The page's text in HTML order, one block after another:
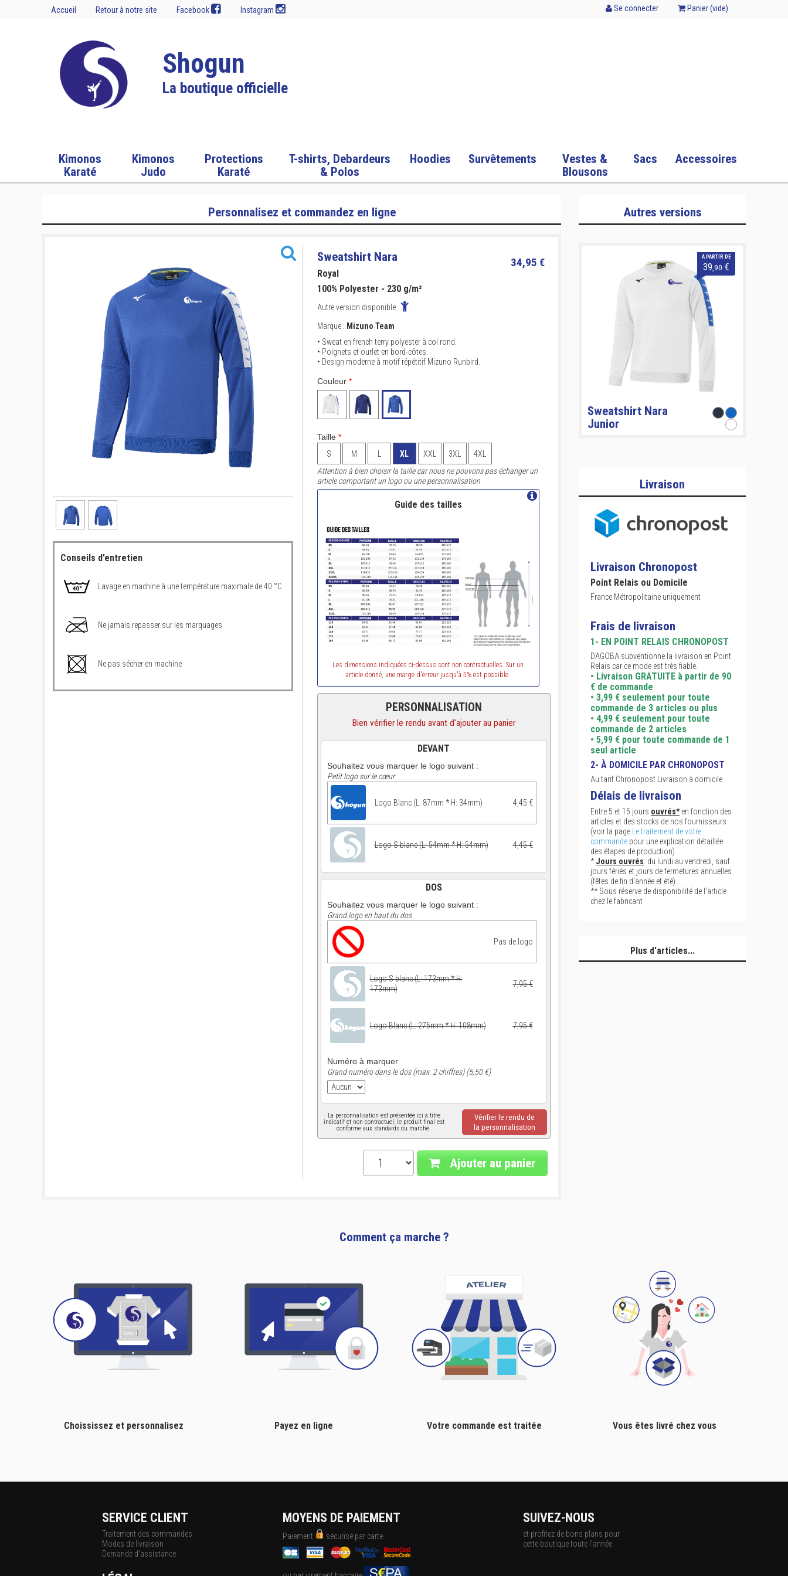
Accueil Retour à notre site Facebook Instagram Se connecter Panier (vide)
Shogun
La boutique officielle
Kimonos
Karaté
Kimonos
Judo
Protections
Karaté
T-shirts, Debardeurs
& Polos
Hoodies Survêtements
Vestes &
Blousons
Sacs Accessoires
Personnalisez et commandez en ligne
Conseils d’entretien
Lavage en machine à une température maximale de 40 °C
Ne jamais repasser sur les marquages
Ne pas sécher en machine
Sweatshirt Nara 34,95 €
Royal
100% Polyester - 230 g/m²
Autre version disponible
Marque : Mizuno Team
• Sweat en french terry polyester à col rond.
• Poignets et ourlet en bord-côtes.
• Design moderne à motif répétitif Mizuno Runbird.
Couleur*
Taille *
S
M XL XXL 3XL
4XL
Attention à bien choisir la taille car nous ne pouvons pas échanger un
article comportant un logo ou une personnalisation
Guide des tailles
Les dimensions indiquées ci-dessus sont non contractuelles. Sur un
article donné, une marge d'erreur jusqu'à 5% est possible.
PERSONNALISATION
Bien vérifier le rendu avant d'ajouter au panier
DEVANT
Souhaitez vous marquer le logo suivant :
Petit logo sur le cœur
Logo Blanc (L: 87mm * H: 34mm) 4,45 €
Logo S blanc (L: 54mm * H: 54mm) 4,45 €
DOS
Souhaitez vous marquer le logo suivant :
Grand logo en haut du dos
Pas de logo
Logo S blanc (L: 173mm * H:
173mm)
7,95 €
Logo Blanc (L: 275mm * H: 108mm) 7,95 €
Numéro à marquer
Grand numéro dans le dos (max. 2 chiffres) (5,50 €)
La personnalisation est présentée ici à titre
indicatif et non contractuel, le produit final est
conforme aux standards du marché.
Vérifier le rendu de
la personnalisation
Ajouter au panier
Autres versions
À PARTIR DE
39 ,90 €
Sweatshirt Nara
Junior
Livraison
Livraison Chronopost
Point Relais ou Domicile
France Métropolitaine uniquement
Frais de livraison
1- EN POINT RELAIS CHRONOPOST
DAGOBA subventionne la livraison en Point
Relais car ce mode est très fiable.
• Livraison GRATUITE à partir de 90
€ de commande
• 3,99 € seulement pour toute
commande de 3 articles ou plus
• 4,99 € seulement pour toute
commande de 2 articles
• 5,99 € pour toute commande de 1
seul article
2- À DOMICILE PAR CHRONOPOST
Au tarif Chronopost Livraison à domicile.
Délais de livraison
Entre 5 et 15 jours ouvrés*en fonction des
articles et des stocks de nos fournisseurs
(voir la page
Le traitement de votre
commande pour une explication détaillée
des étapes de production).
*Jours ouvrés: du lundi au vendredi, sauf
jours fériés et jours de fermetures annuelles
(fêtes de fin d'année et été).
** Sous réserve de disponibilité de l'article
chez le fabricant
Plus d'articles...
Comment ça marche ?
Choississez et personnalisez Payez en ligne Votre commande est traitée Vous êtes livré chez vous
SERVICE CLIENT
Traitement des commandes
Modes de livraison
Demande d'assistance
MOYENS DE PAIEMENT
Paiement sécurisé par carte
SUIVEZ-NOUS
et profitez de bons plans pour
cette boutique toute l'année